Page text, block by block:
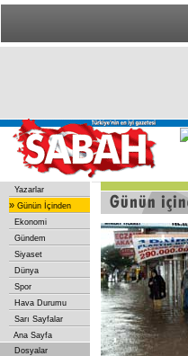
Yazarlar
» Günün İçinden
Ekonomi
Gündem
Siyaset
Dünya
Spor
Hava Durumu
Sarı Sayfalar
Ana Sayfa
Dosyalar